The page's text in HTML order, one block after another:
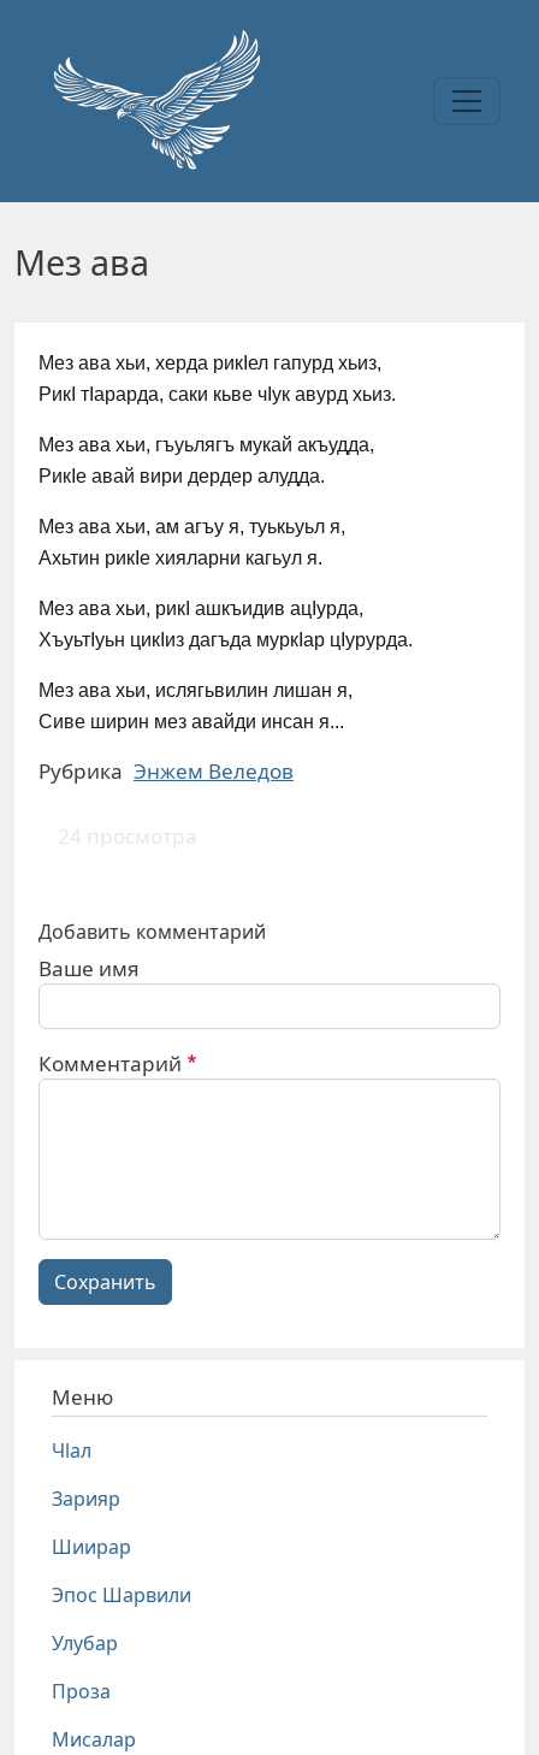
Мез ава
Мез ава хьи, херда рикIел гапурд хьиз,
РикI тIарарда, саки кьве чIук авурд хьиз.
Мез ава хьи, гъуьлягъ мукай акъудда,
РикIе авай вири дердер алудда.
Мез ава хьи, ам агъу я, туькьуьл я,
Ахьтин рикIе хияларни кагьул я.
Мез ава хьи, рикI ашкъидив ацIурда,
ХъуьтIуьн цикIиз дагъда муркIар цIурурда.
Мез ава хьи, ислягьвилин лишан я,
Сиве ширин мез авайди инсан я...
Рубрика Энжем Веледов
24 просмотра
Добавить комментарий
Ваше имя
Комментарий
Сохранить
Меню
Чlал
Зарияр
Шиирар
Эпос Шарвили
Улубар
Проза
Мисалар